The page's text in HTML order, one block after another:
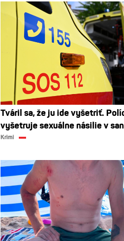
Tváril sa, že ju ide vyšetriť.
vyšetruje sexuálne násilie v
Krimi